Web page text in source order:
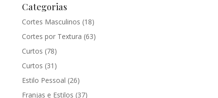
Categorias
Cortes Masculinos (18)
Cortes por Textura (63)
Curtos (78)
Curtos (31)
Estilo Pessoal (26)
Franjas e Estilos (37)